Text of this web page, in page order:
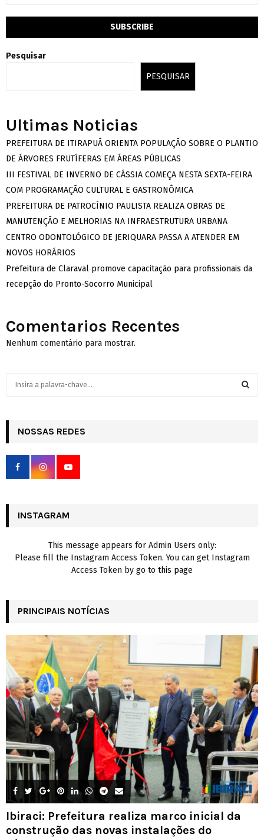
Pesquisar
PESQUISAR
Ultimas Noticias
PREFEITURA DE ITIRAPUÃ ORIENTA POPULAÇÃO SOBRE O PLANTIO
DE ÁRVORES FRUTÍFERAS EM ÁREAS PÚBLICAS
III FESTIVAL DE INVERNO DE CÁSSIA COMEÇA NESTA SEXTA-FEIRA
COM PROGRAMAÇÃO CULTURAL E GASTRONÔMICA
PREFEITURA DE PATROCÍNIO PAULISTA REALIZA OBRAS DE
MANUTENÇÃO E MELHORIAS NA INFRAESTRUTURA URBANA
CENTRO ODONTOLÓGICO DE JERIQUARA PASSA A ATENDER EM
NOVOS HORÁRIOS
Prefeitura de Claraval promove capacitação para profissionais da
recepção do Pronto-Socorro Municipal
Comentarios Recentes
Nenhum comentário para mostrar.
h
f
r
NOSSAS REDES
INSTAGRAM
This message appears for Admin Users only:
Please fill the Instagram Access Token. You can get Instagram
Access Token by go to this page
PRINCIPAIS NOTÍCIAS
Ibiraci: Prefeitura realiza marco inicial da
construção das novas instalações do